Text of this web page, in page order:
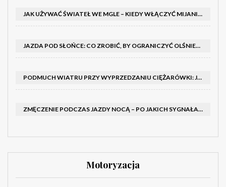
JAK UŻYWAĆ ŚWIATEŁ WE MGLE – KIEDY WŁĄCZYĆ MIJANIA I PRZECIWMGIELNE ORAZ CZEGO NIE ROBIĆ
JAZDA POD SŁOŃCE: CO ZROBIĆ, BY OGRANICZYĆ OLŚNIENIE I POPRAWIĆ WIDOCZNOŚĆ
PODMUCH WIATRU PRZY WYPRZEDZANIU CIĘŻARÓWKI: JAK UTRZYMAĆ TOR JAZDY I OPANOWAĆ AUTO
ZMĘCZENIE PODCZAS JAZDY NOCĄ – PO JAKICH SYGNAŁACH ROZPOZNAĆ SENNOŚĆ ZA KIEROWNICĄ I KIEDY ZROBIĆ PRZERWĘ
Motoryzacja